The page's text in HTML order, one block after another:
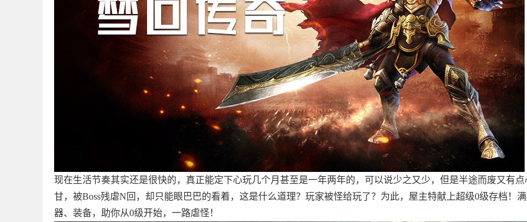
现在生活节奏其实还是很快的，真正能定下心玩几个月甚至是一年两年的，可以说少之又少，但是半途而废又有点
甘，被Boss残虐N回，却只能眼巴巴的看着，这是什么道理？玩家被怪给玩了？为此，屋主特献上超级0级存档！
器、装备，助你从0级开始，一路虐怪！